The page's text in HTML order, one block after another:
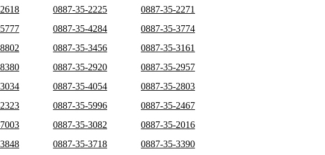
0887-35-2225
0887-35-2271
0887-35-4284
0887-35-3774
0887-35-3456
0887-35-3161
0887-35-2920
0887-35-2957
0887-35-4054
0887-35-2803
0887-35-5996
0887-35-2467
0887-35-3082
0887-35-2016
0887-35-3718
0887-35-3390